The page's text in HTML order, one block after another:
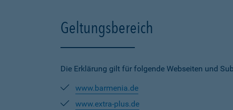
Geltungsbereich
Die Erklärung gilt für folgende Webseiten und
www.barmenia.de
www.extra-plus.de